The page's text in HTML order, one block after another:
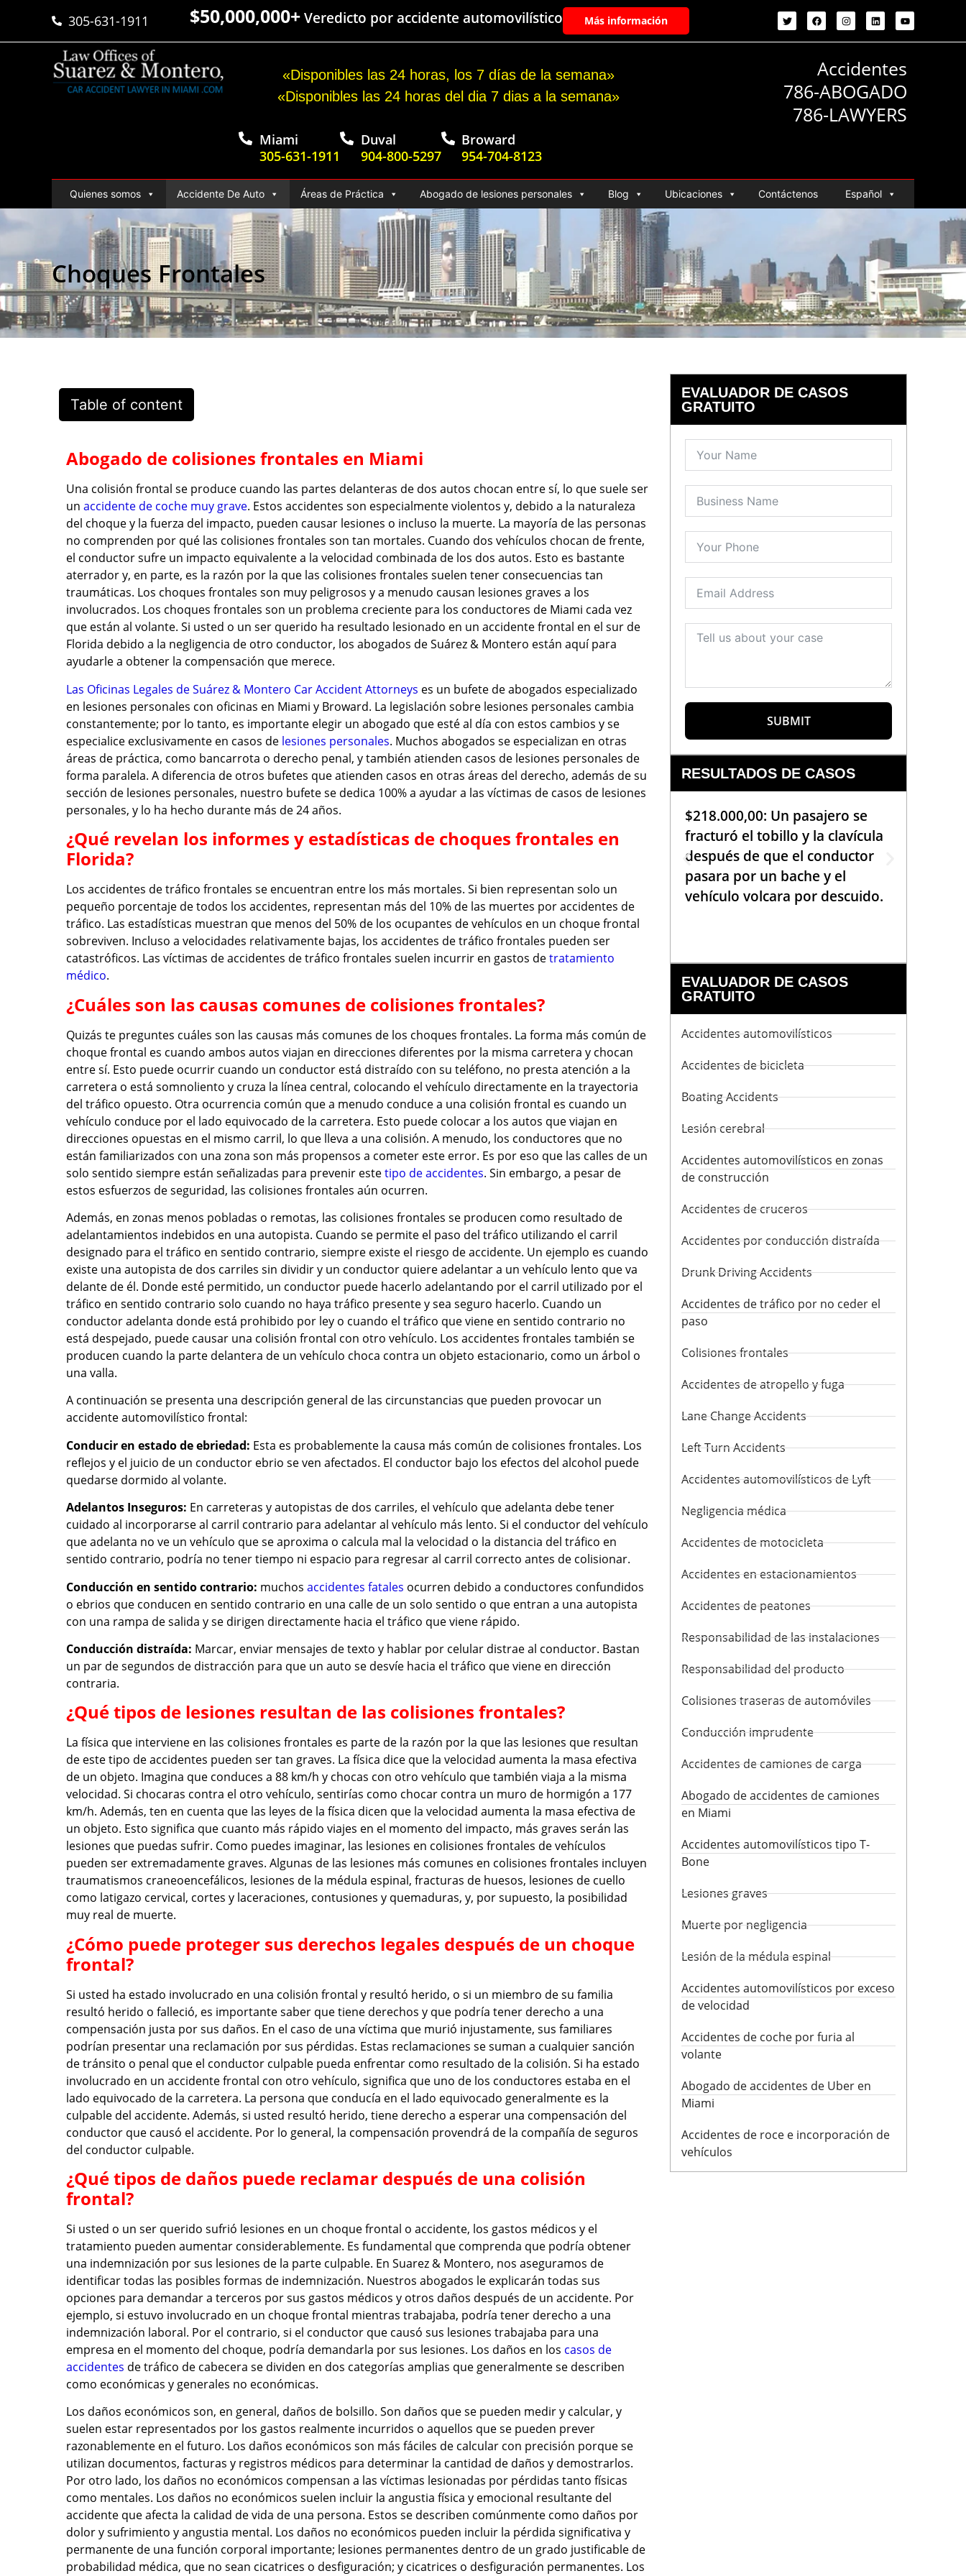
305-631-1911 $50,000,000+Veredicto por accidente automovilístico Más información
«Disponibles las 24 horas, los 7 días de la semana»
«Disponibles las 24 horas del dia 7 dias a la semana»
Miami
305-631-1911
Duval
904-800-5297
Broward
954-704-8123
Accidentes
786-ABOGADO
786-LAWYERS
Quienes somos Accidente De Auto Áreas de Práctica Abogado de lesiones personales Blog Ubicaciones Contáctenos Español
Choques Frontales
Table of content
Abogado de colisiones frontales en Miami
Una colisión frontal se produce cuando las partes delanteras de dos autos chocan entre sí, lo que suele ser
un accidente de coche muy grave. Estos accidentes son especialmente violentos y, debido a la naturaleza
del choque y la fuerza del impacto, pueden causar lesiones o incluso la muerte. La mayoría de las personas
no comprenden por qué las colisiones frontales son tan mortales. Cuando dos vehículos chocan de frente,
el conductor sufre un impacto equivalente a la velocidad combinada de los dos autos. Esto es bastante
aterrador y, en parte, es la razón por la que las colisiones frontales suelen tener consecuencias tan
traumáticas. Los choques frontales son muy peligrosos y a menudo causan lesiones graves a los
involucrados. Los choques frontales son un problema creciente para los conductores de Miami cada vez
que están al volante. Si usted o un ser querido ha resultado lesionado en un accidente frontal en el sur de
Florida debido a la negligencia de otro conductor, los abogados de Suárez & Montero están aquí para
ayudarle a obtener la compensación que merece.
Las Oficinas Legales de Suárez & Montero Car Accident Attorneys es un bufete de abogados especializado
en lesiones personales con oficinas en Miami y Broward. La legislación sobre lesiones personales cambia
constantemente; por lo tanto, es importante elegir un abogado que esté al día con estos cambios y se
especialice exclusivamente en casos de lesiones personales. Muchos abogados se especializan en otras
áreas de práctica, como bancarrota o derecho penal, y también atienden casos de lesiones personales de
forma paralela. A diferencia de otros bufetes que atienden casos en otras áreas del derecho, además de su
sección de lesiones personales, nuestro bufete se dedica 100% a ayudar a las víctimas de casos de lesiones
personales, y lo ha hecho durante más de 24 años.
¿Qué revelan los informes y estadísticas de choques frontales en
Florida?
Los accidentes de tráfico frontales se encuentran entre los más mortales. Si bien representan solo un
pequeño porcentaje de todos los accidentes, representan más del 10% de las muertes por accidentes de
tráfico. Las estadísticas muestran que menos del 50% de los ocupantes de vehículos en un choque frontal
sobreviven. Incluso a velocidades relativamente bajas, los accidentes de tráfico frontales pueden ser
catastróficos. Las víctimas de accidentes de tráfico frontales suelen incurrir en gastos detratamiento
médico.
¿Cuáles son las causas comunes de colisiones frontales?
Quizás te preguntes cuáles son las causas más comunes de los choques frontales. La forma más común de
choque frontal es cuando ambos autos viajan en direcciones diferentes por la misma carretera y chocan
entre sí. Esto puede ocurrir cuando un conductor está distraído con su teléfono, no presta atención a la
carretera o está somnoliento y cruza la línea central, colocando el vehículo directamente en la trayectoria
del tráfico opuesto. Otra ocurrencia común que a menudo conduce a una colisión frontal es cuando un
vehículo conduce por el lado equivocado de la carretera. Esto puede colocar a los autos que viajan en
direcciones opuestas en el mismo carril, lo que lleva a una colisión. A menudo, los conductores que no
están familiarizados con una zona son más propensos a cometer este error. Es por eso que las calles de un
solo sentido siempre están señalizadas para prevenir estetipo de accidentes. Sin embargo, a pesar de
estos esfuerzos de seguridad, las colisiones frontales aún ocurren.
Además, en zonas menos pobladas o remotas, las colisiones frontales se producen como resultado de
adelantamientos indebidos en una autopista. Cuando se permite el paso del tráfico utilizando el carril
designado para el tráfico en sentido contrario, siempre existe el riesgo de accidente. Un ejemplo es cuando
existe una autopista de dos carriles sin dividir y un conductor quiere adelantar a un vehículo lento que va
delante de él. Donde esté permitido, un conductor puede hacerlo adelantando por el carril utilizado por el
tráfico en sentido contrario solo cuando no haya tráfico presente y sea seguro hacerlo. Cuando un
conductor adelanta donde está prohibido por ley o cuando el tráfico que viene en sentido contrario no
está despejado, puede causar una colisión frontal con otro vehículo. Los accidentes frontales también se
producen cuando la parte delantera de un vehículo choca contra un objeto estacionario, como un árbol o
una valla.
A continuación se presenta una descripción general de las circunstancias que pueden provocar un
accidente automovilístico frontal:
Conducir en estado de ebriedad: Esta es probablemente la causa más común de colisiones frontales. Los
reflejos y el juicio de un conductor ebrio se ven afectados. El conductor bajo los efectos del alcohol puede
quedarse dormido al volante.
Adelantos Inseguros: En carreteras y autopistas de dos carriles, el vehículo que adelanta debe tener
cuidado al incorporarse al carril contrario para adelantar al vehículo más lento. Si el conductor del vehículo
que adelanta no ve un vehículo que se aproxima o calcula mal la velocidad o la distancia del tráfico en
sentido contrario, podría no tener tiempo ni espacio para regresar al carril correcto antes de colisionar.
Conducción en sentido contrario: muchos accidentes fatales ocurren debido a conductores confundidos
o ebrios que conducen en sentido contrario en una calle de un solo sentido o que entran a una autopista
con una rampa de salida y se dirigen directamente hacia el tráfico que viene rápido.
Conducción distraída: Marcar, enviar mensajes de texto y hablar por celular distrae al conductor. Bastan
un par de segundos de distracción para que un auto se desvíe hacia el tráfico que viene en dirección
contraria.
¿Qué tipos de lesiones resultan de las colisiones frontales?
La física que interviene en las colisiones frontales es parte de la razón por la que las lesiones que resultan
de este tipo de accidentes pueden ser tan graves. La física dice que la velocidad aumenta la masa efectiva
de un objeto. Imagina que conduces a 88 km/h y chocas con otro vehículo que también viaja a la misma
velocidad. Si chocaras contra el otro vehículo, sentirías como chocar contra un muro de hormigón a 177
km/h. Además, ten en cuenta que las leyes de la física dicen que la velocidad aumenta la masa efectiva de
un objeto. Esto significa que cuanto más rápido viajes en el momento del impacto, más graves serán las
lesiones que puedas sufrir. Como puedes imaginar, las lesiones en colisiones frontales de vehículos
pueden ser extremadamente graves. Algunas de las lesiones más comunes en colisiones frontales incluyen
traumatismos craneoencefálicos, lesiones de la médula espinal, fracturas de huesos, lesiones de cuello
como latigazo cervical, cortes y laceraciones, contusiones y quemaduras, y, por supuesto, la posibilidad
muy real de muerte.
¿Cómo puede proteger sus derechos legales después de un choque
frontal?
Si usted ha estado involucrado en una colisión frontal y resultó herido, o si un miembro de su familia
resultó herido o falleció, es importante saber que tiene derechos y que podría tener derecho a una
compensación justa por sus daños. En el caso de una víctima que murió injustamente, sus familiares
podrían presentar una reclamación por sus pérdidas. Estas reclamaciones se suman a cualquier sanción
de tránsito o penal que el conductor culpable pueda enfrentar como resultado de la colisión. Si ha estado
involucrado en un accidente frontal con otro vehículo, significa que uno de los conductores estaba en el
lado equivocado de la carretera. La persona que conducía en el lado equivocado generalmente es la
culpable del accidente. Además, si usted resultó herido, tiene derecho a esperar una compensación del
conductor que causó el accidente. Por lo general, la compensación provendrá de la compañía de seguros
del conductor culpable.
¿Qué tipos de daños puede reclamar después de una colisión
frontal?
Si usted o un ser querido sufrió lesiones en un choque frontal o accidente, los gastos médicos y el
tratamiento pueden aumentar considerablemente. Es fundamental que comprenda que podría obtener
una indemnización por sus lesiones de la parte culpable. En Suarez & Montero, nos aseguramos de
identificar todas las posibles formas de indemnización. Nuestros abogados le explicarán todas sus
opciones para demandar a terceros por sus gastos médicos y otros daños después de un accidente. Por
ejemplo, si estuvo involucrado en un choque frontal mientras trabajaba, podría tener derecho a una
indemnización laboral. Por el contrario, si el conductor que causó sus lesiones trabajaba para una
empresa en el momento del choque, podría demandarla por sus lesiones. Los daños en los casos de
accidentes de tráfico de cabecera se dividen en dos categorías amplias que generalmente se describen
como económicas y generales no económicas.
Los daños económicos son, en general, daños de bolsillo. Son daños que se pueden medir y calcular, y
suelen estar representados por los gastos realmente incurridos o aquellos que se pueden prever
razonablemente en el futuro. Los daños económicos son más fáciles de calcular con precisión porque se
utilizan documentos, facturas y registros médicos para determinar la cantidad de daños y demostrarlos.
Por otro lado, los daños no económicos compensan a las víctimas lesionadas por pérdidas tanto físicas
como mentales. Los daños no económicos suelen incluir la angustia física y emocional resultante del
accidente que afecta la calidad de vida de una persona. Estos se describen comúnmente como daños por
dolor y sufrimiento y angustia mental. Los daños no económicos pueden incluir la pérdida significativa y
permanente de una función corporal importante; lesiones permanentes dentro de un grado justificable de
probabilidad médica, que no sean cicatrices o desfiguración; y cicatrices o desfiguración permanentes. Los
EVALUADOR DE CASOS
GRATUITO
SUBMIT
RESULTADOS DE CASOS
$218.000,00: Un pasajero se
fracturó el tobillo y la clavícula
después de que el conductor
pasara por un bache y el
vehículo volcara por descuido.
EVALUADOR DE CASOS
GRATUITO
Accidentes automovilísticos
Accidentes de bicicleta
Boating Accidents
Lesión cerebral
Accidentes automovilísticos en zonas
de construcción
Accidentes de cruceros
Accidentes por conducción distraída
Drunk Driving Accidents
Accidentes de tráfico por no ceder el
paso
Colisiones frontales
Accidentes de atropello y fuga
Lane Change Accidents
Left Turn Accidents
Accidentes automovilísticos de Lyft
Negligencia médica
Accidentes de motocicleta
Accidentes en estacionamientos
Accidentes de peatones
Responsabilidad de las instalaciones
Responsabilidad del producto
Colisiones traseras de automóviles
Conducción imprudente
Accidentes de camiones de carga
Abogado de accidentes de camiones
en Miami
Accidentes automovilísticos tipo T-
Bone
Lesiones graves
Muerte por negligencia
Lesión de la médula espinal
Accidentes automovilísticos por exceso
de velocidad
Accidentes de coche por furia al
volante
Abogado de accidentes de Uber en
Miami
Accidentes de roce e incorporación de
vehículos